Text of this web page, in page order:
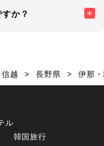
か？
信越 長野県 伊那
ル
韓国旅行